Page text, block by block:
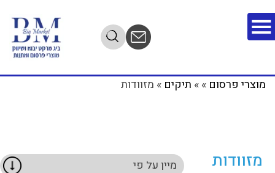
מתנות שמפרסמות
אותך מוצרי פרסום »
» תיקים » מזוודות
מזוודות